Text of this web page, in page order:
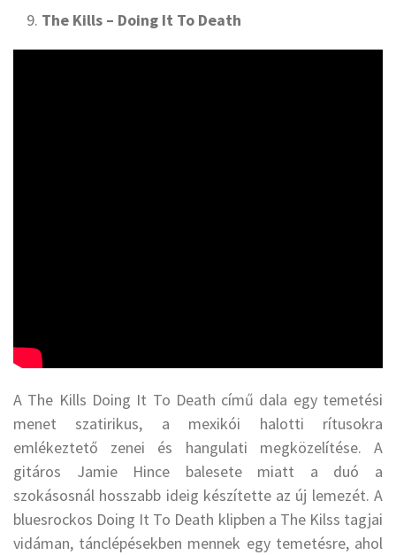
The Kills – Doing It To Death
A The Kills Doing It To Death című dala egy temetési
menet szatirikus, a mexikói halotti rítusokra
emlékeztető zenei és hangulati megközelítése. A
gitáros Jamie Hince balesete miatt a duó a
szokásosnál hosszabb ideig készítette az új lemezét. A
bluesrockos Doing It To Death klipben a The Kilss tagjai
vidáman, tánclépésekben mennek egy temetésre, ahol